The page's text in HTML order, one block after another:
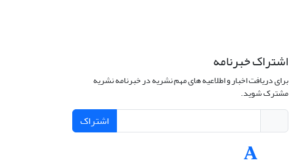
اشتراک خبرنامه
برای دریافت اخبار و اطلاعیه های مهم نشریه در خبرنامه نشریه
مشترک شوید.
اشتراک